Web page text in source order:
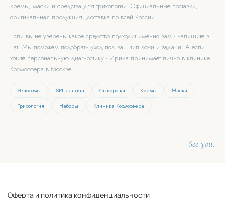
кремы, маски и средства для трихологии. Официальные поставки,
оригинальная продукция, доставка по всей России.
Если вы не уверены какое средство подходит именно вам - напишите в
чат. Мы поможем подобрать уход под ваш тип кожи и задачи. А если
хотите персональную диагностику - Ирина принимает лично в клинике
Космосфера в Москве.
Экзосомы SPF защита Сыворотки Кремы
Маски
Трихология
Наборы Клиника Космосфера
See you.
Оферта и политика конфиденциальности